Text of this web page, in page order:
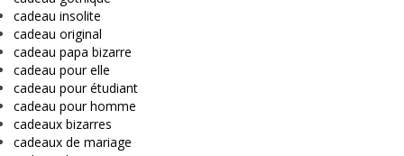
cadeau insolite
cadeau original
cadeau papa bizarre
cadeau pour elle
cadeau pour étudiant
cadeau pour homme
cadeaux bizarres
cadeaux de mariage